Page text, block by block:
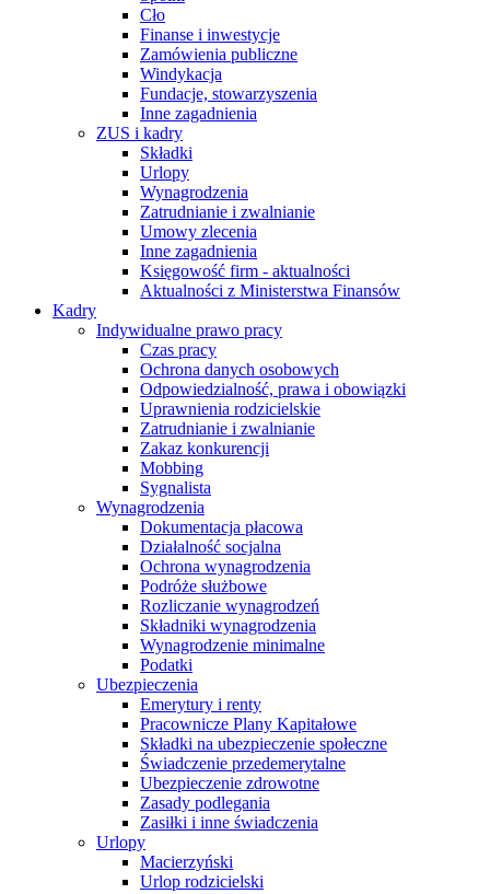
Cło
Finanse i inwestycje
Zamówienia publiczne
Windykacja
Fundacje, stowarzyszenia
Inne zagadnienia
ZUS i kadry
Składki
Urlopy
Wynagrodzenia
Zatrudnianie i zwalnianie
Umowy zlecenia
Inne zagadnienia
Księgowość firm - aktualności
Aktualności z Ministerstwa Finansów
Kadry
Indywidualne prawo pracy
Czas pracy
Ochrona danych osobowych
Odpowiedzialność, prawa i obowiązki
Uprawnienia rodzicielskie
Zatrudnianie i zwalnianie
Zakaz konkurencji
Mobbing
Sygnalista
Wynagrodzenia
Dokumentacja płacowa
Działalność socjalna
Ochrona wynagrodzenia
Podróże służbowe
Rozliczanie wynagrodzeń
Składniki wynagrodzenia
Wynagrodzenie minimalne
Podatki
Ubezpieczenia
Emerytury i renty
Pracownicze Plany Kapitałowe
Składki na ubezpieczenie społeczne
Świadczenie przedemerytalne
Ubezpieczenie zdrowotne
Zasady podlegania
Zasiłki i inne świadczenia
Urlopy
Macierzyński
Urlop rodzicielski